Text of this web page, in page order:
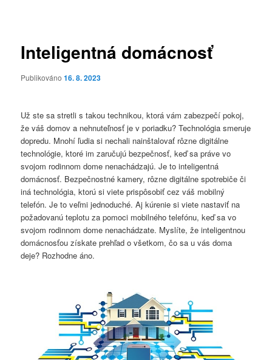
Inteligentná domácnosť
Publikováno16. 8. 2023
Už ste sa stretli s takou technikou, ktorá vám zabezpečí pokoj,
že váš domov a nehnuteľnosť je v poriadku? Technológia smeruje
dopredu. Mnohí ľudia si nechali nainštalovať rôzne digitálne
technológie, ktoré im zaručujú bezpečnosť, keď sa práve vo
svojom rodinnom dome nenachádzajú. Je to inteligentná
domácnosť. Bezpečnostné kamery, rôzne digitálne spotrebiče či
iná technológia, ktorú si viete prispôsobiť cez váš mobilný
telefón. Je to veľmi jednoduché. Aj kúrenie si viete nastaviť na
požadovanú teplotu za pomoci mobilného telefónu, keď sa vo
svojom rodinnom dome nenachádzate. Myslíte, že inteligentnou
domácnosťou získate prehľad o všetkom, čo sa u vás doma
deje? Rozhodne áno.